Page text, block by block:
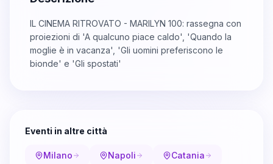
IL CINEMA RITROVATO - MARILYN 100: rassegna con
proiezioni di 'A qualcuno piace caldo', 'Quando la
moglie è in vacanza', 'Gli uomini preferiscono le
bionde' e 'Gli spostati'
Eventi in altre città
Milano Napoli Catania